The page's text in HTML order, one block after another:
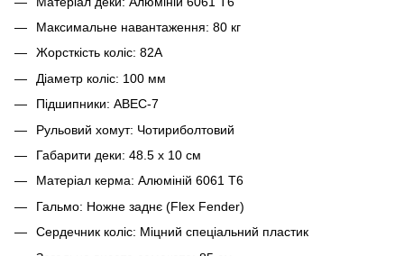
Максимальне навантаження: 80 кг
Жорсткість коліс: 82А
Діаметр коліс: 100 мм
Підшипники: ABEC-7
Рульовий хомут: Чотириболтовий
Габарити деки: 48.5 х 10 см
Матеріал керма: Алюміній 6061 Т6
Гальмо: Ножне заднє (Flex Fender)
Сердечник коліс: Міцний спеціальний пластик